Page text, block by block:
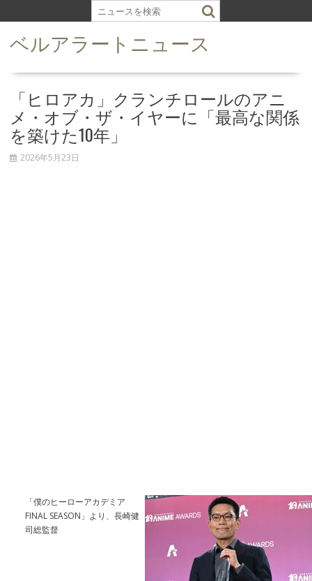
k
ベルアラートニュース
「ヒロアカ」クランチロールのアニ
メ・オブ・ザ・イヤーに「最高な関係
を築けた10年」
2026年5月23日
「僕のヒーローアカデミア
FINAL SEASON」より、長崎健
司総監督